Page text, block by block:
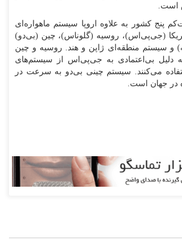
است.
پنج کشور به علاوه اروپا سیستم ماهواره‌ای
(جی‌پی‌اس)، روسیه (گلوناس)، چین (بی‌دو)
و سیستم منطقه‌ای ژاپن و هند. روسیه و چین
بی‌اعتمادی به جی‌پی‌اس از سیستم‌های
می‌کنند. سیستم چینی بی‌دو به سرعت در
در جهان است.